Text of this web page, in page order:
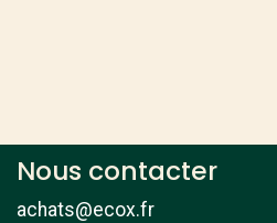
Nous contacter
achats@ecox.fr